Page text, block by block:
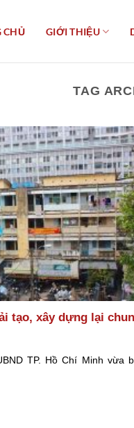
CHỦ GIỚI THIỆU
TAG
tạo, xây dựng lại
TP. Hồ Chí Minh vừa